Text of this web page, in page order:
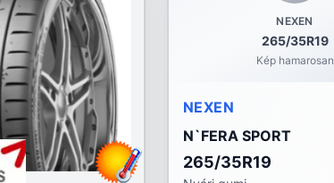
NEXEN
265/35R19
Kép hamarosan
NEXEN
N`FERA SPORT
265/35R19